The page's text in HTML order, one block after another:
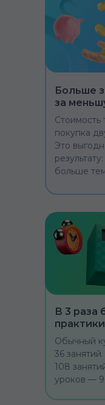
Больше
за
Стоимость
покупка
Это
больше
В 3 раза
практики
Обычный
36
108
уроков —